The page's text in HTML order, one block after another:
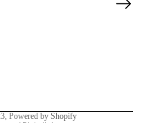
, Powered by Shopify